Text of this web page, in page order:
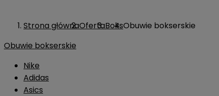
Strona głównaOfertaBoksObuwie bokserskie
Obuwie bokserskie
Nike
Adidas
Asics